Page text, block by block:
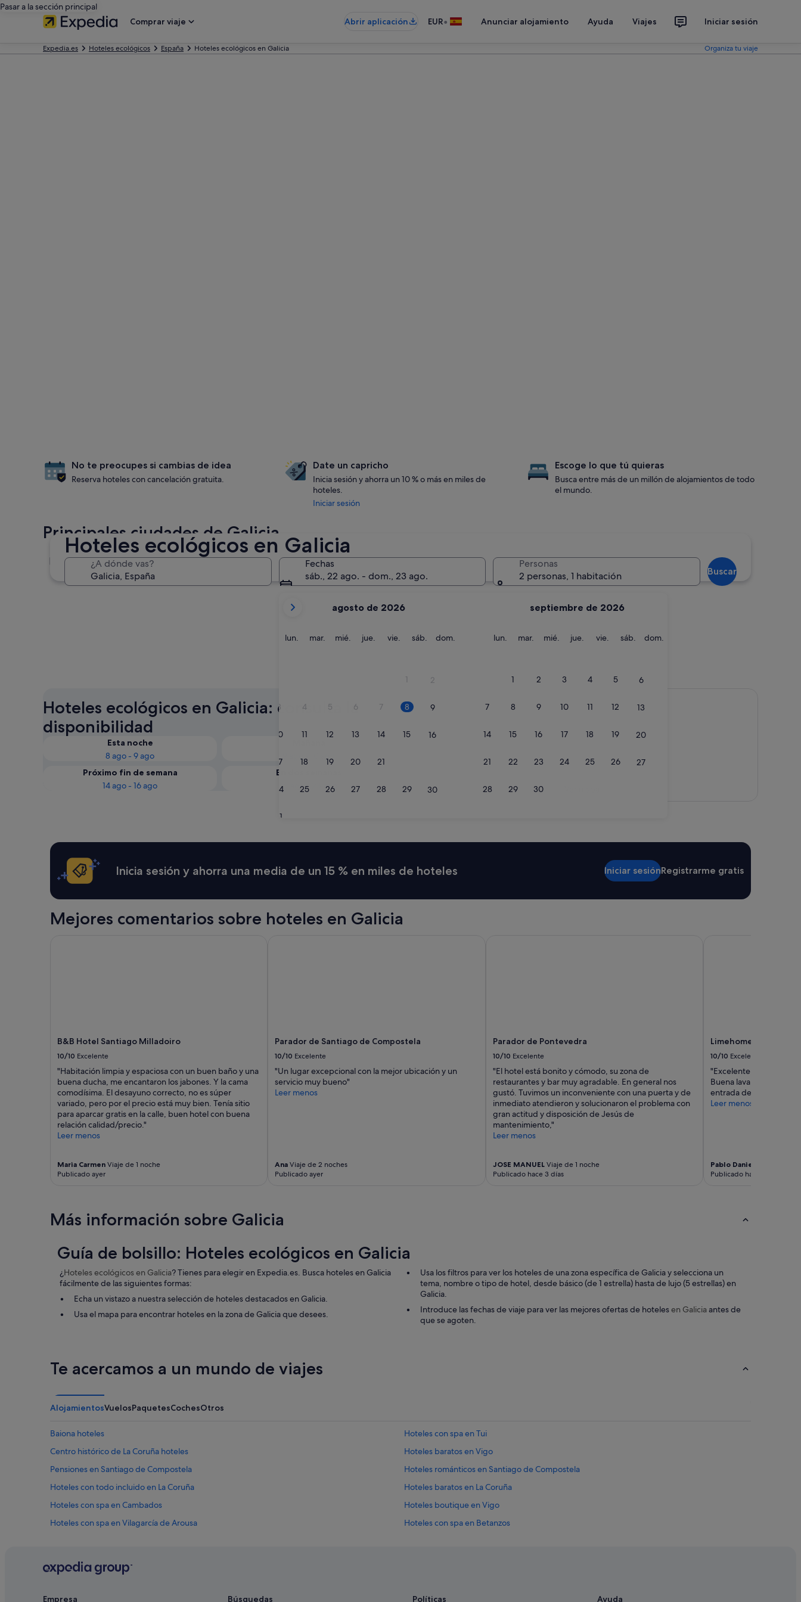
Pasar a la sección principal
Comprar viaje
Abrir aplicación EUR• Anunciar alojamiento Ayuda Viajes Iniciar sesión
Expedia.es Hoteles ecológicos España Hoteles ecológicos en Galicia Organiza tu viaje
Hoteles ecológicos en Galicia
¿A dónde vas?
Fechas
sáb., 22 ago. - dom., 23 ago.
meses
son
de
agosto de 2026
lun. lunesmar. martes
mié. miércoles
jue. jueves
vie. viernes
sáb. sábado
dom.
1 2
3 4 5 6 7 8 9
10 11 12 13 14 15 16
17 18 19 20 21
24 25 26 27 28 29 30
31
septiembre de 2026
lun. lunesmar. martes
mié. miércoles
jue. jueves
vie. viernes
sáb. sábado
dom.
1 2 3 4 5 6
7 8 9 10 11 12 13
14 15 16 17 18 19 20
21 22 23 24 25 26 27
28 29 30
Personas
2 personas, 1 habitación
Buscar
No te preocupes si cambias de idea
Reserva hoteles con cancelación gratuita.
Date un capricho
Inicia sesión y ahorra un 10 % o más en miles de
hoteles.
Iniciar sesión
Escoge lo que tú quieras
Busca entre más de un millón de alojamientos de todo
el mundo.
Principales ciudades de Galicia
Santiago de Compostela La Coruña
Pontevedra
Pontevedra O Grove
Hoteles ecológicos en Galicia: consulta la
disponibilidad
Esta noche
8 ago - 9 ago
Próximo fin de semana
14 ago - 16 ago
En dos semanas
21 ago - 23 ago
Inicia sesión y ahorra una media de un 15 % en miles de hoteles Iniciar sesiónRegistrarme gratis
Mejores comentarios sobre hoteles en Galicia
B&B Hotel Santiago Milladoiro
10/10 Excelente
"Habitación limpia y espaciosa con un buen baño y una
buena ducha, me encantaron los jabones. Y la cama
comodísima. El desayuno correcto, no es súper
variado, pero por el precio está muy bien. Tenía sitio
para aparcar gratis en la calle, buen hotel con buena
relación calidad/precio."
Leer menos
Maria Carmen Viaje de 1 noche
Publicado ayer
Parador de Santiago de Compostela
10/10 Excelente
"Un lugar excepcional con la mejor ubicación y un
servicio muy bueno"
Leer menos
Ana Viaje de 2 noches
Publicado ayer
Parador de Pontevedra
10/10 Excelente
"El hotel está bonito y cómodo, su zona de
restaurantes y bar muy agradable. En general nos
gustó. Tuvimos un inconveniente con una puerta y de
inmediato atendieron y solucionaron el problema con
gran actitud y disposición de Jesús de
mantenimiento,"
Leer menos
JOSE MANUELViaje de 1 noche
Publicado hace 3 días
Limehome Santiago
10/10 Excelente
"Excelente limpieza y
Buena lavandería y
entrada del edificio."
Leer menos
Pablo Daniel
Publicado hace 7 días
Más información sobre Galicia
Guía de bolsillo: Hoteles ecológicos en Galicia
¿Hoteles ecológicos en Galicia? Tienes para elegir en Expedia.es. Busca hoteles en Galicia
fácilmente de las siguientes formas:
Echa un vistazo a nuestra selección de hoteles destacados en Galicia.
Usa el mapa para encontrar hoteles en la zona de Galicia que desees.
Usa los filtros para ver los hoteles de una zona específica de Galicia y selecciona un
tema, nombre o tipo de hotel, desde básico (de 1 estrella) hasta de lujo (5 estrellas) en
Galicia.
Introduce las fechas de viaje para ver las mejores ofertas de hotelesen Galicia antes de
que se agoten.
Te acercamos a un mundo de viajes
AlojamientosVuelosPaquetesCochesOtros
Baiona hoteles
Hoteles con spa en Tui
Centro histórico de La Coruña hoteles
Hoteles baratos en Vigo
Pensiones en Santiago de Compostela
Hoteles románticos en Santiago de Compostela
Hoteles con todo incluido en La Coruña
Hoteles baratos en La Coruña
Hoteles con spa en Cambados
Hoteles boutique en Vigo
Hoteles con spa en Vilagarcía de Arousa
Hoteles con spa en Betanzos
Paradores hoteles en Mondoñedo
Hoteles que aceptan mascotas en Pedrafita do Cebreiro
Empresa Búsquedas Políticas Ayuda